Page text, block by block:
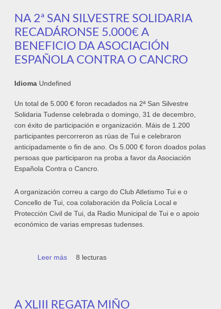
NA 2ª SAN SILVESTRE SOLIDARIA
RECADÁRONSE 5.000€ A
BENEFICIO DA ASOCIACIÓN
ESPAÑOLA CONTRA O CANCRO
Idioma Undefined
Un total de 5.000 € foron recadados na 2ª San Silvestre
Solidaria Tudense celebrada o domingo, 31 de decembro,
con éxito de participación e organización. Máis de 1.200
participantes percorreron as rúas de Tui e celebraron
anticipadamente o fin de ano. Os 5.000 € foron doados polas
persoas que participaron na proba a favor da Asociación
Española Contra o Cancro.
A organización correu a cargo do Club Atletismo Tui e o
Concello de Tui, coa colaboración da Policía Local e
Protección Civil de Tui, da Radio Municipal de Tui e o apoio
económico de varias empresas tudenses.
Leer más sobre Na 2ª San Silvestre Solidaria
8 lecturas
A XLIII REGATA MIÑO